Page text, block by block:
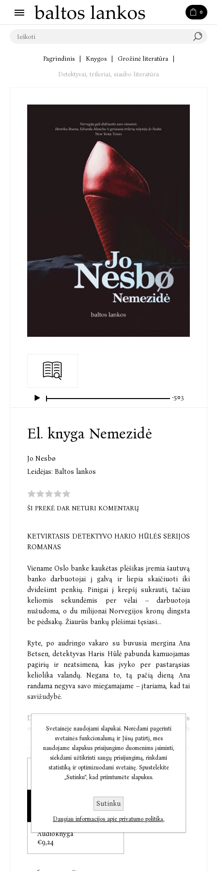
0
Pagrindinis Knygos Grožinė literatūra
Detektyvai, trileriai, siaubo literatūra
-5:03
El. knyga Nemezidė
Jo Nesbø
Leidėjas: Baltos lankos
ŠI PREKĖ DAR NETURI KOMENTARŲ
KETVIRTASIS DETEKTYVO HARIO HŪLĖS SERIJOS
ROMANAS
Viename Oslo banke kaukėtas plėšikas įremia šautuvą
banko darbuotojai į galvą ir liepia skaičiuoti iki
dvidešimt penkių. Pinigai į krepšį sukrauti, tačiau
keliomis sekundėmis per vėlai – darbuotoja
nužudoma, o du milijonai Norvegijos kronų dingsta
be pėdsakų. Žiaurūs bankų plėšimai tęsiasi...
Ryte, po audringo vakaro su buvusia mergina Ana
Betsen, detektyvas Haris Hūlė pabunda kamuojamas
pagirių ir neatsimena, kas įvyko per pastarąsias
keliolika valandų. Negana to, tą pačią dieną Ana
randama negyva savo miegamajame – įtariama, kad tai
savižudybė.
Detektyvas Hūlė, patyliukais nagrinėdamas Anos
mirties aplinkybes, bankų plėšimo byloje atranda
giją, vedančią į kalėjimą, kur bausmę atlieka vienas
žinomiausių Norvegijos bankų plėšikų. Kuo labiau
detektyvas gilinasi, tuo aiškiau mato, kad Anos
mirtis kažkaip susijusi su įžūliais bankų plėšimais.
pažįstamas iš šių leidyklos „Baltos lankos“ išleistų
kriminalinių romanų: „Šikšnosparnis“, „Tarakonai“,
„Raudongurklė“, „Pentagrama“, „Gelbėtojas“, „Sniego
senis“, „Šarvuota širdis“, „Vaiduoklis“, „Policija“,
„Troškulys“, „Peilis“.
„Dauguma rašytojų moka sukelti skaitytojui
Popierinė knyga
Audioknyga
€9,24
Svetainėje naudojami slapukai. Norėdami pagerinti
svetainės funkcionalumą ir Jūsų patirtį, mes
naudojame slapukus prisijungimo duomenims įsiminti,
siekdami užtikrinti saugų prisijungimą, rinkdami
statistiką ir optimizuodami svetainę. Spustelėkite
„Sutinku“, kad priimtumėte slapukus.
Sutinku
Daugiau informacijos apie privatumo politiką.